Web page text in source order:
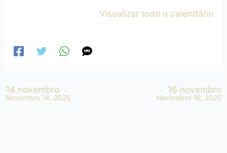
Visualizar todo o calendário
14 novembro
Novembro 14, 2025
16 novembro
Novembro 16, 2025